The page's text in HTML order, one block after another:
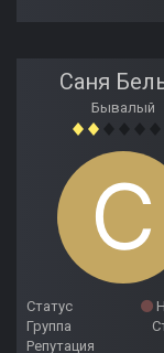
Саня
Бывалый
Статус
Группа
Репутация